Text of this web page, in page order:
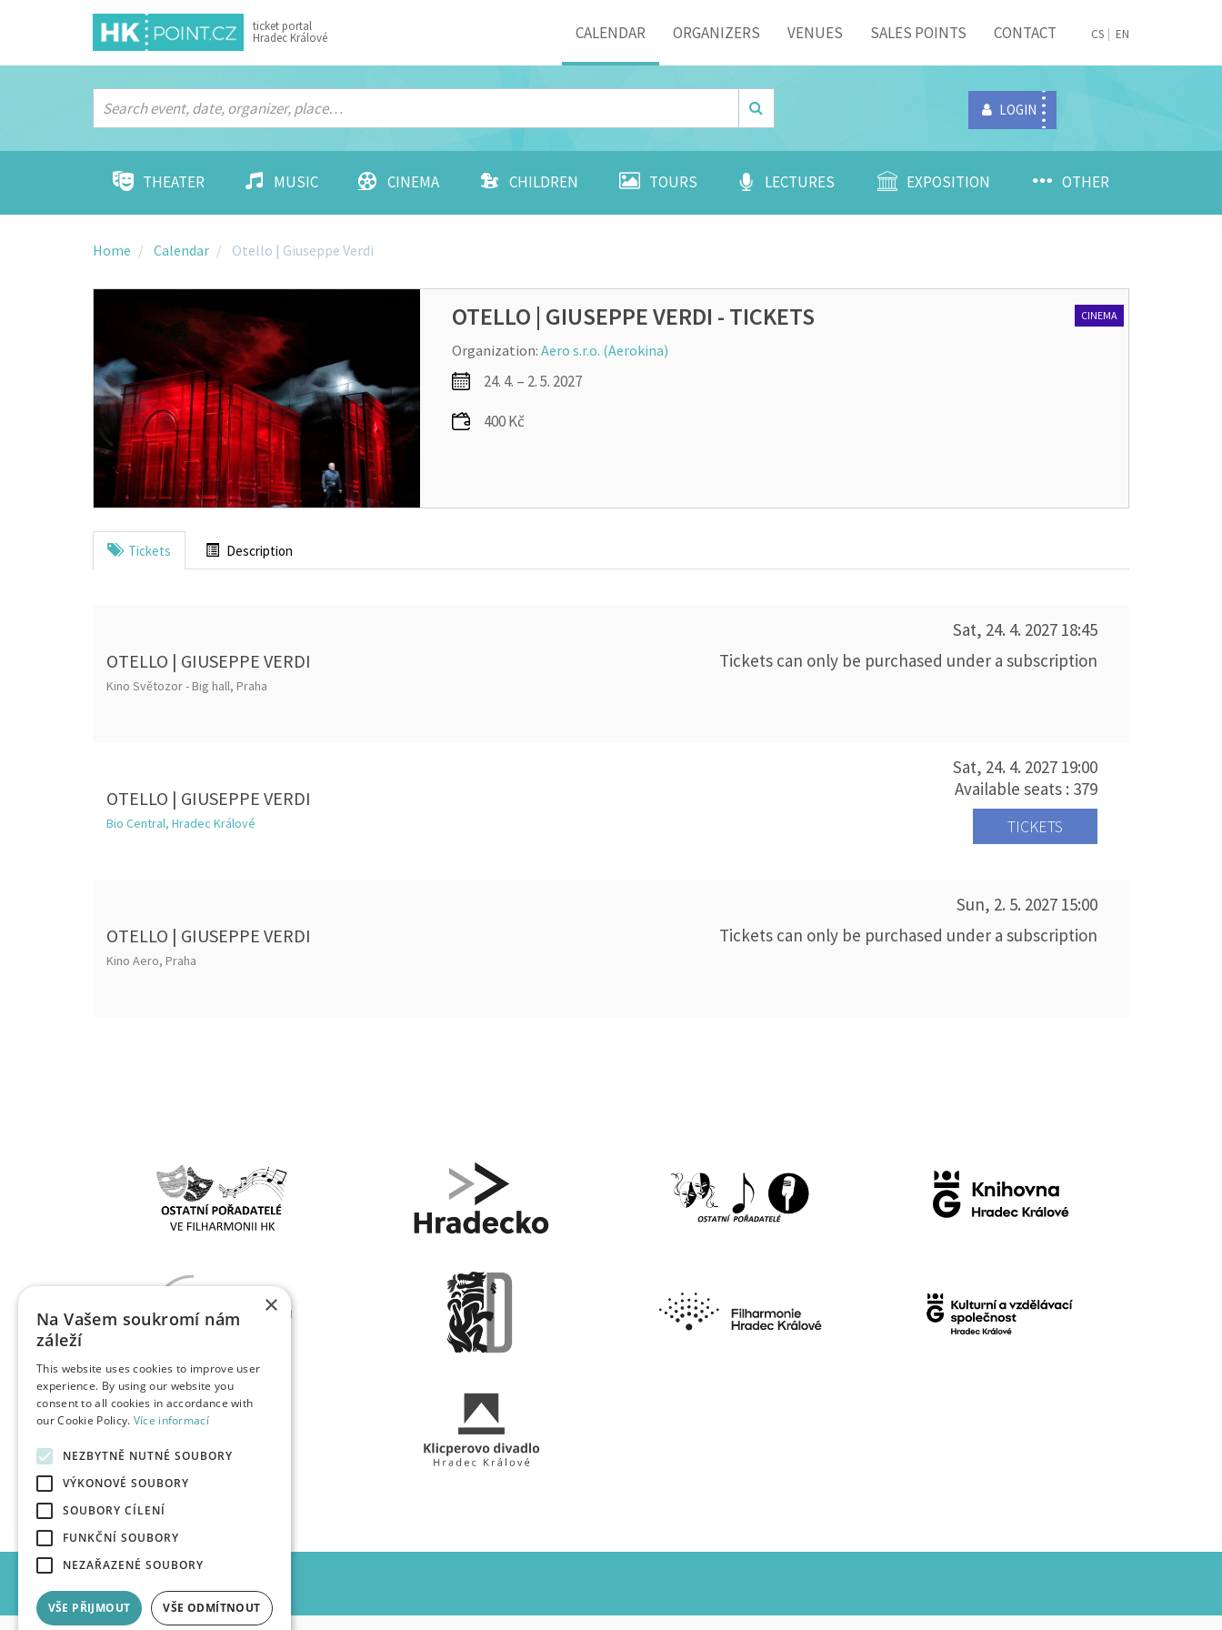
ticket portal
Hradec Králové
Menu
CALENDAR ORGANIZERS VENUES SALES POINTS CONTACT
LOGIN
CS EN
THEATER MUSIC CINEMA CHILDREN TOURS LECTURES EXPOSITION OTHER
Home Calendar Otello | Giuseppe Verdi
OTELLO | GIUSEPPE VERDI - TICKETS
Organization:Aero s.r.o. (Aerokina)
24. 4. – 2. 5. 2027
400 Kč
CINEMA
Tickets Description
OTELLO | GIUSEPPE VERDI
Kino Světozor - Big hall, Praha
Sat, 24. 4. 2027 18:45
Tickets can only be purchased under a subscription
OTELLO | GIUSEPPE VERDI
Bio Central, Hradec Králové
Sat, 24. 4. 2027 19:00
Available seats : 379
TICKETS
OTELLO | GIUSEPPE VERDI
Kino Aero, Praha
Sun, 2. 5. 2027 15:00
Tickets can only be purchased under a subscription
×
Na Vašem soukromí nám
záleží
This website uses cookies to improve user
experience. By using our website you
consent to all cookies in accordance with
our Cookie Policy. Více informací
NEZBYTNĚ NUTNÉ SOUBORY
VÝKONOVÉ SOUBORY
SOUBORY CÍLENÍ
FUNKČNÍ SOUBORY
NEZAŘAZENÉ SOUBORY
VŠE PŘIJMOUT VŠE ODMÍTNOUT